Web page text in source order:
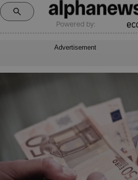
Powered by:
Advertisement